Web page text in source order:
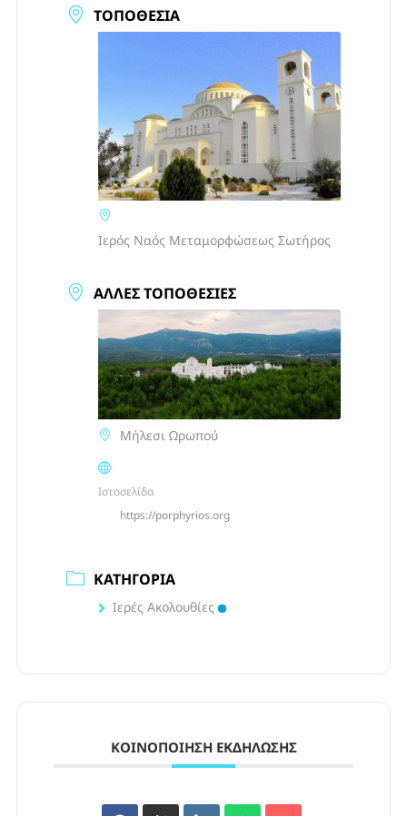
ΤΟΠΟΘΕΣΊΑ
Ιερός Ναός Μεταμορφώσεως Σωτήρος
ΆΛΛΕΣ ΤΟΠΟΘΕΣΊΕΣ
Μήλεσι Ωρωπού
Ιστοσελίδα
https://porphyrios.org
ΚΑΤΗΓΟΡΊΑ
Ιερές Ακολουθίες
ΚΟΙΝΟΠΟΊΗΣΗ ΕΚΔΉΛΩΣΗΣ